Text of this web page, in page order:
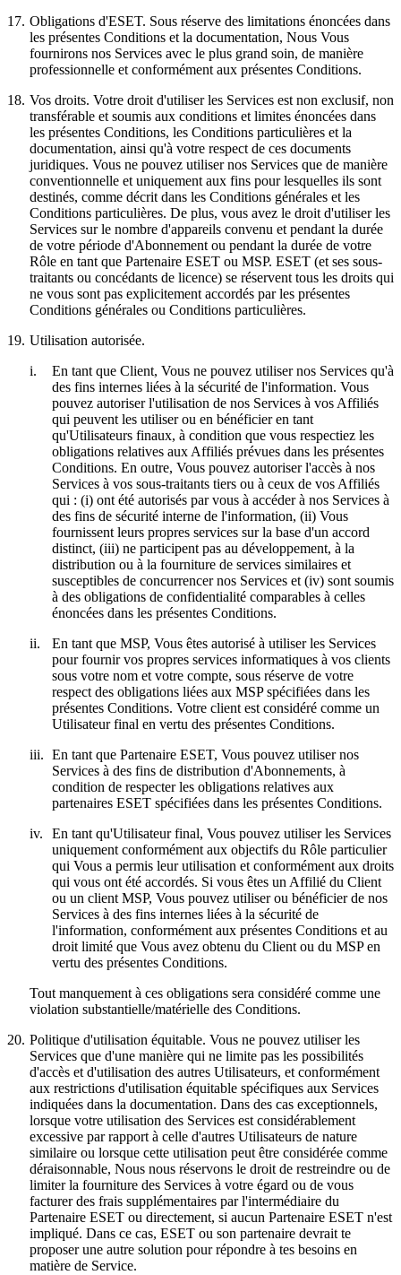
17. Obligations d'ESET. Sous réserve des limitations énoncées dans
les présentes Conditions et la documentation, Nous Vous
fournirons nos Services avec le plus grand soin, de manière
professionnelle et conformément aux présentes Conditions.
18. Vos droits. Votre droit d'utiliser les Services est non exclusif, non
transférable et soumis aux conditions et limites énoncées dans
les présentes Conditions, les Conditions particulières et la
documentation, ainsi qu'à votre respect de ces documents
juridiques. Vous ne pouvez utiliser nos Services que de manière
conventionnelle et uniquement aux fins pour lesquelles ils sont
destinés, comme décrit dans les Conditions générales et les
Conditions particulières. De plus, vous avez le droit d'utiliser les
Services sur le nombre d'appareils convenu et pendant la durée
de votre période d'Abonnement ou pendant la durée de votre
Rôle en tant que Partenaire ESET ou MSP. ESET (et ses sous-
traitants ou concédants de licence) se réservent tous les droits qui
ne vous sont pas explicitement accordés par les présentes
Conditions générales ou Conditions particulières.
19. Utilisation autorisée.
i.
En tant que Client, Vous ne pouvez utiliser nos Services qu'à
des fins internes liées à la sécurité de l'information. Vous
pouvez autoriser l'utilisation de nos Services à vos Affiliés
qui peuvent les utiliser ou en bénéficier en tant
qu'Utilisateurs finaux, à condition que vous respectiez les
obligations relatives aux Affiliés prévues dans les présentes
Conditions. En outre, Vous pouvez autoriser l'accès à nos
Services à vos sous-traitants tiers ou à ceux de vos Affiliés
qui : (i) ont été autorisés par vous à accéder à nos Services à
des fins de sécurité interne de l'information, (ii) Vous
fournissent leurs propres services sur la base d'un accord
distinct, (iii) ne participent pas au développement, à la
distribution ou à la fourniture de services similaires et
susceptibles de concurrencer nos Services et (iv) sont soumis
à des obligations de confidentialité comparables à celles
énoncées dans les présentes Conditions.
ii.
En tant que MSP, Vous êtes autorisé à utiliser les Services
pour fournir vos propres services informatiques à vos clients
sous votre nom et votre compte, sous réserve de votre
respect des obligations liées aux MSP spécifiées dans les
présentes Conditions. Votre client est considéré comme un
Utilisateur final en vertu des présentes Conditions.
iii. En tant que Partenaire ESET, Vous pouvez utiliser nos
Services à des fins de distribution d'Abonnements, à
condition de respecter les obligations relatives aux
partenaires ESET spécifiées dans les présentes Conditions.
iv.
En tant qu'Utilisateur final, Vous pouvez utiliser les Services
uniquement conformément aux objectifs du Rôle particulier
qui Vous a permis leur utilisation et conformément aux droits
qui vous ont été accordés. Si vous êtes un Affilié du Client
ou un client MSP, Vous pouvez utiliser ou bénéficier de nos
Services à des fins internes liées à la sécurité de
l'information, conformément aux présentes Conditions et au
droit limité que Vous avez obtenu du Client ou du MSP en
vertu des présentes Conditions.
Tout manquement à ces obligations sera considéré comme une
violation substantielle/matérielle des Conditions.
20. Politique d'utilisation équitable. Vous ne pouvez utiliser les
Services que d'une manière qui ne limite pas les possibilités
d'accès et d'utilisation des autres Utilisateurs, et conformément
aux restrictions d'utilisation équitable spécifiques aux Services
indiquées dans la documentation. Dans des cas exceptionnels,
lorsque votre utilisation des Services est considérablement
excessive par rapport à celle d'autres Utilisateurs de nature
similaire ou lorsque cette utilisation peut être considérée comme
déraisonnable, Nous nous réservons le droit de restreindre ou de
limiter la fourniture des Services à votre égard ou de vous
facturer des frais supplémentaires par l'intermédiaire du
Partenaire ESET ou directement, si aucun Partenaire ESET n'est
impliqué. Dans ce cas, ESET ou son partenaire devrait te
proposer une autre solution pour répondre à tes besoins en
matière de Service.